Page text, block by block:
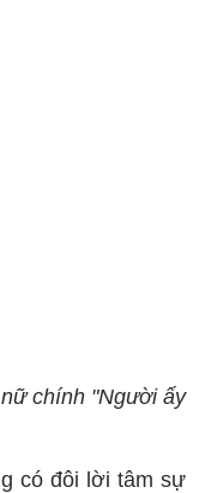
chính "Người ấy
có đôi lời tâm sự